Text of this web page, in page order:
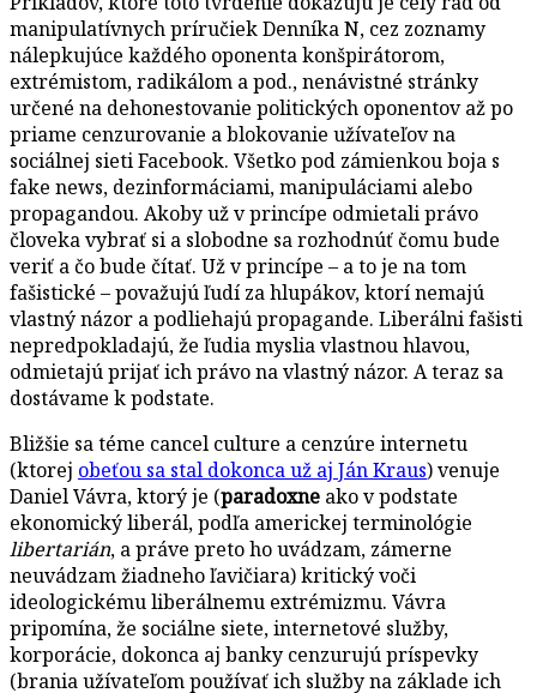
manipulatívnych príručiek Denníka N, cez zoznamy
nálepkujúce každého oponenta konšpirátorom,
extrémistom, radikálom a pod., nenávistné stránky
určené na dehonestovanie politických oponentov až po
priame cenzurovanie a blokovanie užívateľov na
sociálnej sieti Facebook. Všetko pod zámienkou boja s
fake news, dezinformáciami, manipuláciami alebo
propagandou. Akoby už v princípe odmietali právo
človeka vybrať si a slobodne sa rozhodnúť čomu bude
veriť a čo bude čítať. Už v princípe – a to je na tom
fašistické – považujú ľudí za hlupákov, ktorí nemajú
vlastný názor a podliehajú propagande. Liberálni fašisti
nepredpokladajú, že ľudia myslia vlastnou hlavou,
odmietajú prijať ich právo na vlastný názor. A teraz sa
dostávame k podstate.
Bližšie sa téme cancel culture a cenzúre internetu
(ktorej obeťou sa stal dokonca už aj Ján Kraus) venuje
Daniel Vávra, ktorý je (paradoxne ako v podstate
ekonomický liberál, podľa americkej terminológie
libertarián, a práve preto ho uvádzam, zámerne
neuvádzam žiadneho ľavičiara) kritický voči
ideologickému liberálnemu extrémizmu. Vávra
pripomína, že sociálne siete, internetové služby,
korporácie, dokonca aj banky cenzurujú príspevky
(brania užívateľom používať ich služby na základe ich